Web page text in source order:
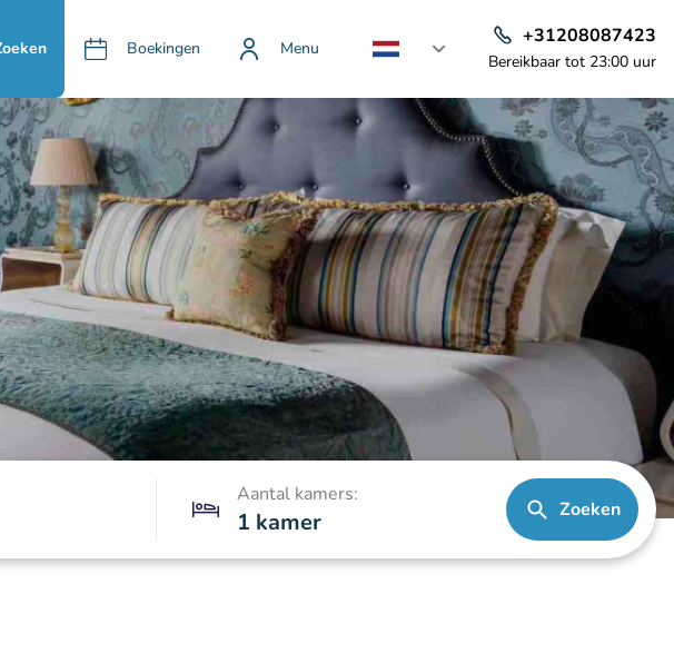
Boekingen Menu
+31208087423
Bereikbaar tot 23:00 uur
Aantal kamers:
1 kamer Zoeken